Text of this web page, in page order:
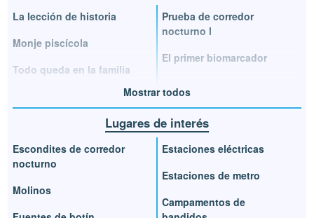
La lección de historia
Monje piscícola
Todo queda en la familia
Prueba de corredor
nocturno I
El primer biomarcador
Mostrar todos
Lugares de interés
Escondites de corredor
nocturno
Molinos
Estaciones eléctricas
Estaciones de metro
Campamentos de